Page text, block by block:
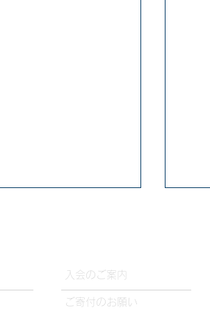
入会のご案内
ご寄付のお願い